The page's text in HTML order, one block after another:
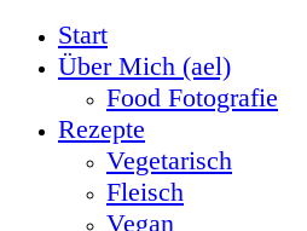
Start
Über Mich (ael)
Food Fotografie
Rezepte
Vegetarisch
Fleisch
Vegan